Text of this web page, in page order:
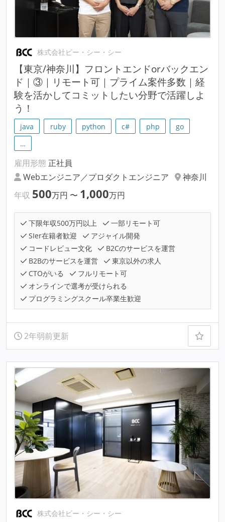
株式会社ビー・シー・シー
【東京/神奈川】フロントエンドorバックエン
ド｜③｜リモート可｜プライム案件多数｜経
験を活かしてコミットしたい分野で活躍しよ
う！
java ruby python c# php
go
…
雇用形態 正社員
Webエンジニア／プロダクトエンジニア
神奈川
年収 500万円 〜 1,000万円
下限年収500万円以上
一部リモート可
SIer在籍者歓迎
アジャイル開発
コードレビュー文化
B2Cのサービスを運営
B2Bのサービスを運営
東京以外の求人
CTOがいる
フルリモート可
オンラインで選考が受けられる
プログラミングスクール卒業生歓迎
2年弱前更新
株式会社ビー・シー・シー